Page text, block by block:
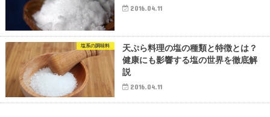
2016.04.11
塩系の調味料
天ぷら料理の塩の種類と特徴とは？
健康にも影響する塩の世界を徹底解
説
2016.04.11